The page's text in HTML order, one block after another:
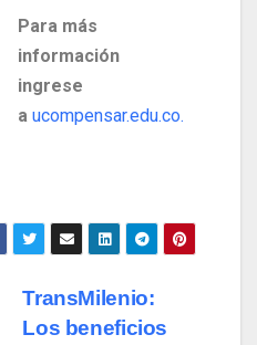
Para más
información
ingrese
a ucompensar.edu.co.
TransMilenio:
Los beneficios